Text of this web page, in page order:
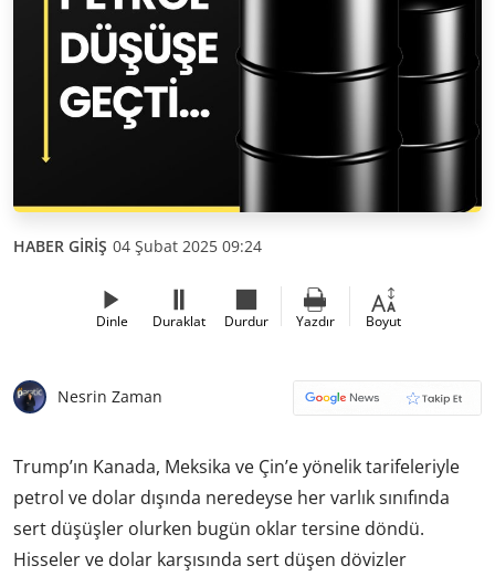
HABER GİRİŞ 04 Şubat 2025 09:24
Dinle Duraklat Durdur Yazdır Boyut
Nesrin Zaman
Trump’ın Kanada, Meksika ve Çin’e yönelik tarifeleriyle
petrol ve dolar dışında neredeyse her varlık sınıfında
sert düşüşler olurken bugün oklar tersine döndü.
Hisseler ve dolar karşısında sert düşen dövizler